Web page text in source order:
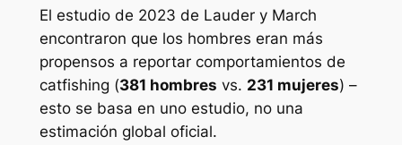
El estudio de 2023 de Lauder y March
encontraron que los hombres eran más
propensos a reportar comportamientos de
catfishing (381 hombres vs. 231 mujeres) –
esto se basa en uno estudio, no una
estimación global oficial.